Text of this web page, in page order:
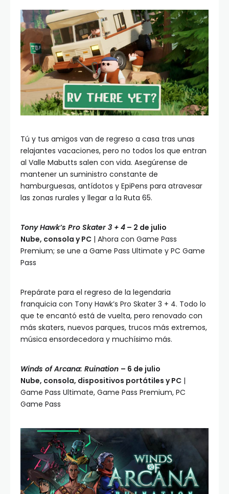
Tú y tus amigos van de regreso a casa tras unas
relajantes vacaciones, pero no todos los que entran
al Valle Mabutts salen con vida. Asegúrense de
mantener un suministro constante de
hamburguesas, antídotos y EpiPens para atravesar
las zonas rurales y llegar a la Ruta 65.
Tony Hawk’s Pro Skater 3 + 4 – 2 de julio
Nube, consola y PC | Ahora con Game Pass
Premium; se une a Game Pass Ultimate y PC Game
Pass
Prepárate para el regreso de la legendaria
franquicia con Tony Hawk’s Pro Skater 3 + 4. Todo lo
que te encantó está de vuelta, pero renovado con
más skaters, nuevos parques, trucos más extremos,
música ensordecedora y muchísimo más.
Winds of Arcana: Ruination – 6 de julio
Nube, consola, dispositivos portátiles y PC |
Game Pass Ultimate, Game Pass Premium, PC
Game Pass